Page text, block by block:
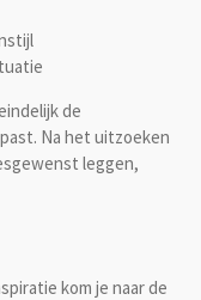
de
Na het uitzoeken
leggen,
kom je naar de